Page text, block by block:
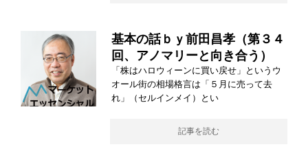
基本の話ｂｙ前田昌孝（第３４
回、アノマリーと向き合う）
「株はハロウィーンに買い戻せ」というウ
オール街の相場格言は「５月に売って去
れ」（セルインメイ）とい
記事を読む